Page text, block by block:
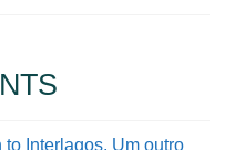
to Interlagos. Um outro